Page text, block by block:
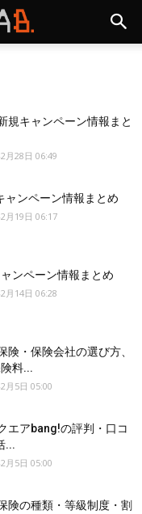
規キャンペーン情報まと
月28日 06:49
ャンペーン情報まとめ
月19日 06:17
ンペーン情報まとめ
月14日 06:28
険・保険会社の選び方、
料...
月5日 05:00
エアbang!の評判・口コ
...
月5日 05:00
険の種類・等級制度・割